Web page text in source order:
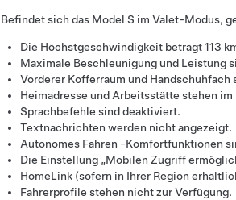
Befindet sich das Model S im Valet-Modus,
Die Höchstgeschwindigkeit beträgt113
Maximale Beschleunigung und Leistung
Vorderer Kofferraum und Handschuhfach
Heimadresse und Arbeitsstätte stehen
Sprachbefehle sind deaktiviert.
Textnachrichten werden nicht angezeigt.
Autonomes Fahren -Komfortfunktionen
Die Einstellung „Mobilen Zugriff
HomeLink (sofern in Ihrer Region
Fahrerprofile stehen nicht zur Verfügung.